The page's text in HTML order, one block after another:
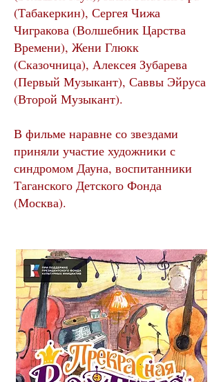
(Табакеркин), Сергея Чижа
Чигракова (Волшебник Царства
Времени), Жени Глюкк
(Сказочница), Алексея Зубарева
(Первый Музыкант), Саввы Эйруса
(Второй Музыкант).
В фильме наравне со звездами
приняли участие художники с
синдромом Дауна, воспитанники
Таганского Детского Фонда
(Москва).